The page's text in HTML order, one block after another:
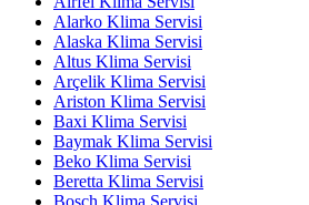
Alarko Klima Servisi
Alaska Klima Servisi
Altus Klima Servisi
Arçelik Klima Servisi
Ariston Klima Servisi
Baxi Klima Servisi
Baymak Klima Servisi
Beko Klima Servisi
Beretta Klima Servisi
Bosch Klima Servisi